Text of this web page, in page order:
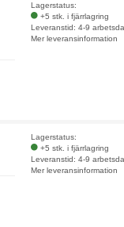
Lagerstatus:
+5 stk. i fjärrlagring
Leveranstid: 4-9
Mer leveransinformation
Lagerstatus:
+5 stk. i fjärrlagring
Leveranstid: 4-9
Mer leveransinformation